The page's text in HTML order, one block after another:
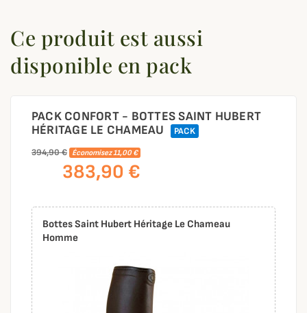
Ce produit est aussi
disponible en pack
PACK CONFORT - BOTTES SAINT HUBERT
HÉRITAGE LE CHAMEAU
PACK
394,90 €
Économisez 11,00 €
383,90 €
Bottes Saint Hubert Héritage Le Chameau
Homme